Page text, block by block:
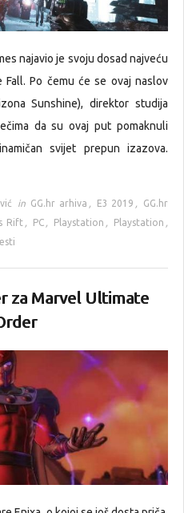
najavio je svoju dosad najveću
Po čemu će se ovaj naslov
Sunshine), direktor studija
da su ovaj put pomaknuli
svijet prepun izazova.
in GG.hr arhiva , E3 2019 ,
GG.hr
Rift , PC , Playstation , Playstation ,
za Marvel Ultimate